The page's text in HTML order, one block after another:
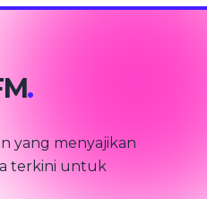
.
yang menyajikan
terkini untuk